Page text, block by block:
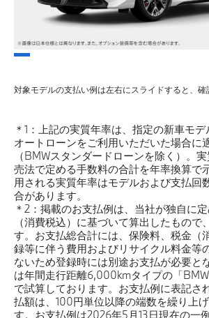
対象モデルの支払い例は左右にスライドすると、確
＊1：上記の実質年率は、指定の新車モ
オートローンをご利用いただいた場合に
（BMWスタンダードローンを除く）。
売法で定める手数料の合計を年率換算で
用される実質年率はモデルおよび支払回
合があります。
＊2：掲載のお支払例は、当社が独自に
（消費税込）に基づいて算出したもので
す。お支払総合計には、保険料、税金（
録等に伴う費用およびリサイクル料金等
ないため登録時には別途お支払が必要と
は年間走行距離6,000kmタイプの「BMW
で試算しております。お支払例に表記さ
払額は、100円単位以降の端数を繰り上
す。お支払例は2026年5月13日現在の一